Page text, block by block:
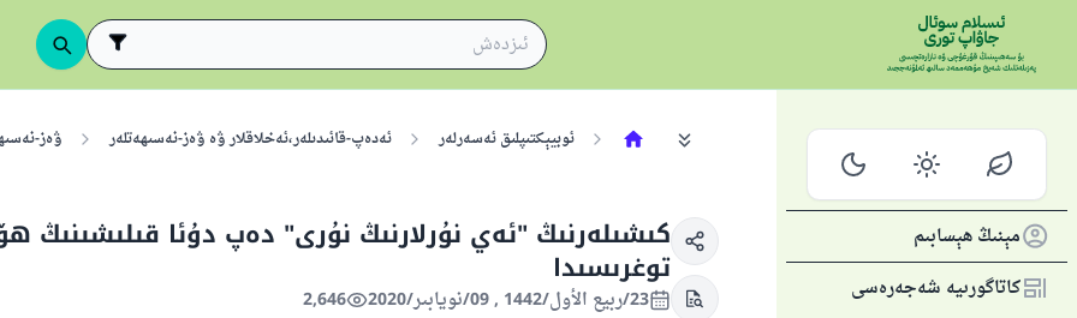
مېنىڭ ھېسابىم
كاتاگورىيە شەجەرەسى
ئوبيېكتىپلىق ئەسەرلەر ئەدەپ-قائىدىلەر،ئەخلاقلار ۋە ۋەز-نەسىھەتلەر ۋەز-
كىشىلەرنىڭ "ئەي نۇرلارنىڭ نۇرى" دەپ دۇئا قىلىشىنىڭ
توغرىسىدا
23/ربيع الأول/1442 , 09/نويابىر/2020 2,646